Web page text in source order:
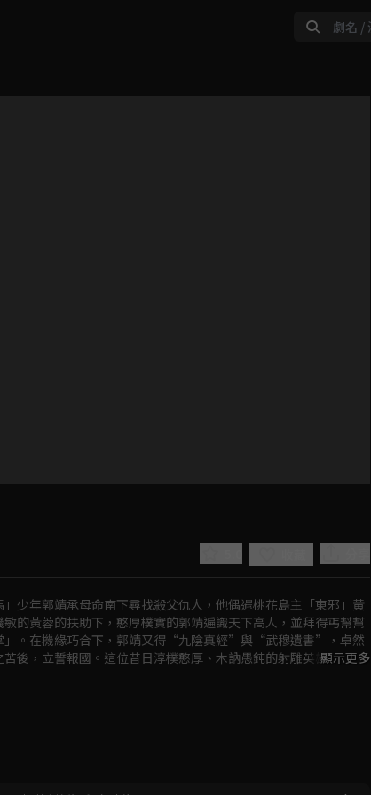
少年郭靖承母命南下尋找殺父仇人，他偶遇桃花島主「東邪」黃
的黃蓉的扶助下，憨厚樸實的郭靖遍識天下高人，並拜得丐幫幫
」。在機緣巧合下，郭靖又得“九陰真經”與“武穆遺書”，卓然
後，立誓報國。這位昔日淳樸憨厚、木訥愚鈍的射雕英雄終於成
人物。
顯示更多